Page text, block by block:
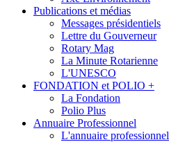
Publications et médias
Messages présidentiels
Lettre du Gouverneur
Rotary Mag
La Minute Rotarienne
L'UNESCO
FONDATION et POLIO +
La Fondation
Polio Plus
Annuaire Professionnel
L'annuaire professionnel